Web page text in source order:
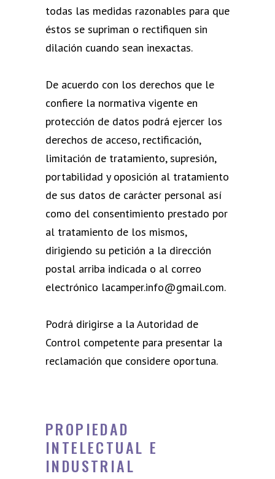
todas las medidas razonables para que
éstos se supriman o rectifiquen sin
dilación cuando sean inexactas.
De acuerdo con los derechos que le
confiere la normativa vigente en
protección de datos podrá ejercer los
derechos de acceso, rectificación,
limitación de tratamiento, supresión,
portabilidad y oposición al tratamiento
de sus datos de carácter personal así
como del consentimiento prestado por
al tratamiento de los mismos,
dirigiendo su petición a la dirección
postal arriba indicada o al correo
electrónico lacamper.info@gmail.com.
Podrá dirigirse a la Autoridad de
Control competente para presentar la
reclamación que considere oportuna.
PROPIEDAD
INTELECTUAL E
INDUSTRIAL